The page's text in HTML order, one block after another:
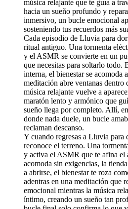
música relajante que te guía a
hacia un sueño profundo y
inmersivo, un bucle emocional
sosteniendo tus recuerdos más
Cada episodio de Lluvia para
ritual antiguo. Una tormenta
y el ASMR se convierte en un
que necesitas para soltarlo todo.
interna, el bienestar se acomoda
meditación abre ventanas dentro
música relajante vuelve a
maratón lento y armónico que
sueño llega por completo. Allí,
donde nada duele, un bucle
reclaman descanso.
Y cuando regresas a Lluvia para
reconoce el terreno. Una
y activa el ASMR que te afina el
acomoda sin exigencias, la
a abrirse, el bienestar te roza
adentras en una meditación que
emocional mientras la música
íntimo, creando un sueño tan